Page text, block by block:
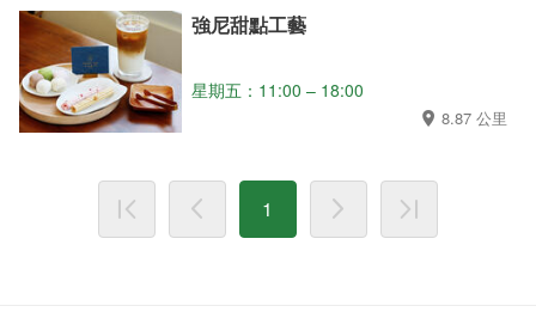
強尼甜點工藝
星期五：11:00 – 18:00
8.87 公里
1